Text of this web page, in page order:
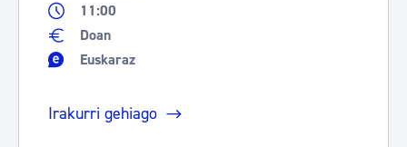
11:00
Doan
Euskaraz
Irakurri gehiago